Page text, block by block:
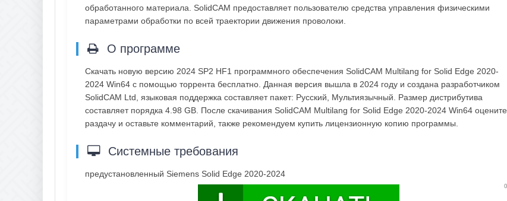
обработанного материала. SolidCAM предоставляет пользователю средства управления физическими
параметрами обработки по всей траектории движения проволоки.
О программе
Скачать новую версию 2024 SP2 HF1 программного обеспечения SolidCAM Multilang for Solid Edge 2020-
2024 Win64 с помощью торрента бесплатно. Данная версия вышла в 2024 году и создана разработчиком
SolidCAM Ltd, языковая поддержка составляет пакет: Русский, Мультиязычный. Размер дистрибутива
составляет порядка 4.98 GB. После скачивания SolidCAM Multilang for Solid Edge 2020-2024 Win64 оцените
раздачу и оставьте комментарий, также рекомендуем купить лицензионную копию программы.
Системные требования
предустановленный Siemens Solid Edge 2020-2024